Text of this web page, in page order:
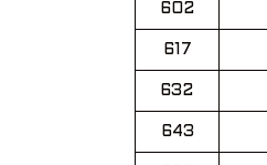
602
617
632
643